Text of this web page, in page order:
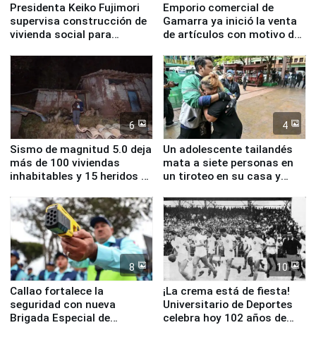
Presidenta Keiko Fujimori
supervisa construcción de
vivienda social para
Emporio comercial de
Gamarra ya inició la venta
de artículos con motivo de
6
Sismo de magnitud 5.0 deja
más de 100 viviendas
inhabitables y 15 heridos en
4
Un adolescente tailandés
mata a siete personas en
un tiroteo en su casa y
8
Callao fortalece la
seguridad con nueva
Brigada Especial de
10
¡La crema está de fiesta!
Universitario de Deportes
celebra hoy 102 años de